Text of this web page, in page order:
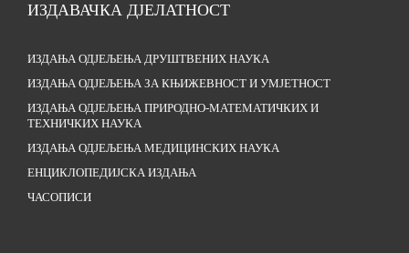
ИЗДАВАЧКА ДЈЕЛАТНОСТ
ИЗДАЊА ОДЈЕЉЕЊА ДРУШТВЕНИХ НАУКА
ИЗДАЊА ОДЈЕЉЕЊА ЗА КЊИЖЕВНОСТ И УМЈЕТНОСТ
ИЗДАЊА ОДЈЕЉЕЊА ПРИРОДНО-МАТЕМАТИЧКИХ И
ТЕХНИЧКИХ НАУКА
ИЗДАЊА ОДЈЕЉЕЊА МЕДИЦИНСКИХ НАУКА
ЕНЦИКЛОПЕДИЈСКА ИЗДАЊА
ЧАСОПИСИ